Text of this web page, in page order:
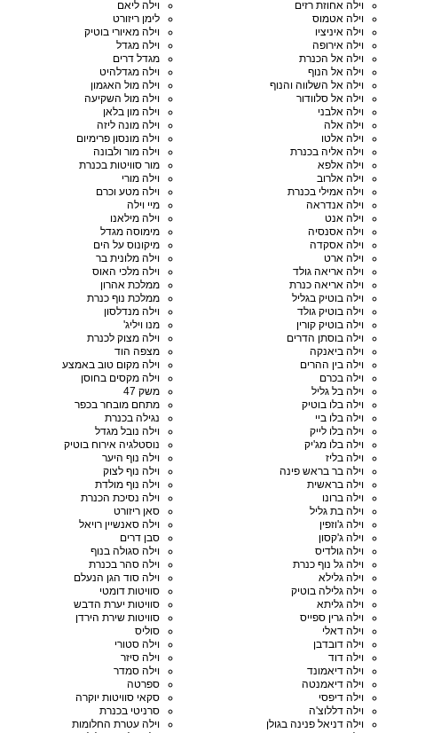
וילה אחוזת רזים
וילה אטמוס
וילה איניציו
וילה אירופה
וילה אל הכנרת
וילה אל הנוף
וילה אל השלווה והנוף
וילה אל סלוודור
וילה אלבני
וילה אלה
וילה אלטו
וילה אליה בכנרת
וילה אלפא
וילה אלרוב
וילה אמילי בכנרת
וילה אנדראה
וילה אנט
וילה אסנסיה
וילה אסקדה
וילה ארט
וילה אריאה גולד
וילה אריאה כנרת
וילה בוטיק בגליל
וילה בוטיק גולד
וילה בוטיק קורין
וילה בוסתן הדרים
וילה ביאנקה
וילה בין ההרים
וילה בכרם
וילה בל גליל
וילה בלו בוטיק
וילה בלו ביי
וילה בלו לייק
וילה בלו מג'יק
וילה בליז
וילה בר בראש פינה
וילה בראשית
וילה ברונו
וילה בת גליל
וילה ג'וזפין
וילה ג'קסון
וילה גולדיס
וילה גל נוף כנרת
וילה גלילא
וילה גלילה בוטיק
וילה גליתא
וילה גרין ספייס
וילה דאלי
וילה דובדבן
וילה דוד
וילה דיאמונד
וילה דיאמנטה
וילה דיפסי
וילה דללוצ'ה
וילה דניאל פנינה בגולן
וילה ליאם
לימן ריזורט
וילה מאיורי בוטיק
וילה מגדל
מגדל דרים
וילה מגדלהיט
וילה מול האגמון
וילה מול השקיעה
וילה מון בלאן
וילה מונה ליזה
וילה מונסון פרימיום
וילה מור ולבונה
מור סוויטות בכנרת
וילה מורי
וילה מטע וכרם
מיי וילה
וילה מילאנו
מימוסה מגדל
מיקונוס על הים
וילה מלונית בר
וילה מלכי האוס
ממלכת אהרון
ממלכת נוף כנרת
וילה מנדלסון
מנו ויליג'
וילה מצוק לכנרת
מצפה הוד
וילה מקום טוב באמצע
וילה מקסים בחוסן
משק 47
מתחם מובחר בכפר
נגילה בכנרת
וילה נובל מגדל
נוסטלגיה אירוח בוטיק
וילה נוף היער
וילה נוף לצוק
וילה נוף מולדת
וילה נסיכת הכנרת
סאן ריזורט
וילה סאנשיין רויאל
סבן דרים
וילה סגולה בנוף
וילה סהר בכנרת
וילה סוד הגן הנעלם
סוויטות דומטי
סוויטות יערת הדבש
סוויטות שירת הירדן
סוליס
וילה סטורי
וילה סיזר
וילה סמדר
ספרטה
סקאי סוויטות יוקרה
סרניטי בכנרת
וילה עטרת החלומות